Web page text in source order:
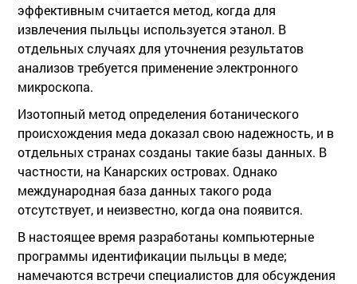
эффективным считается метод, когда для
извлечения пыльцы используется этанол. В
отдельных случаях для уточнения результатов
анализов требуется применение электронного
микроскопа.
Изотопный метод определения ботанического
происхождения меда доказал свою надежность, и в
отдельных странах созданы такие базы данных. В
частности, на Канарских островах. Однако
международная база данных такого рода
отсутствует, и неизвестно, когда она появится.
В настоящее время разработаны компьютерные
программы идентификации пыльцы в меде;
намечаются встречи специалистов для обсуждения